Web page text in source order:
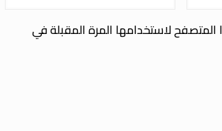
لاستخدامها المرة المقبلة في